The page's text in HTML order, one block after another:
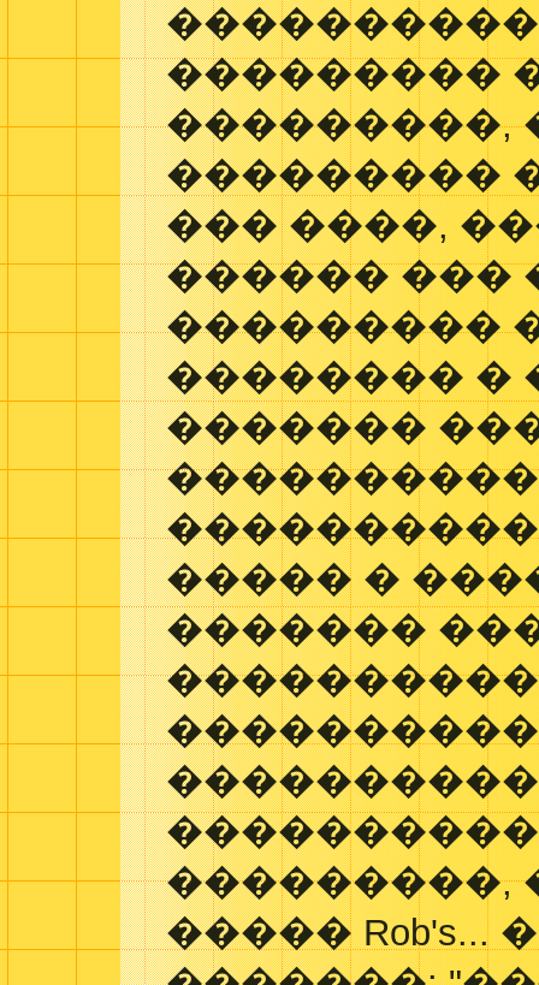
���������
���������,
���������
��� ����,
������ ���
���������
�������� �
�������
����������
����� �
�������
���������,
�����